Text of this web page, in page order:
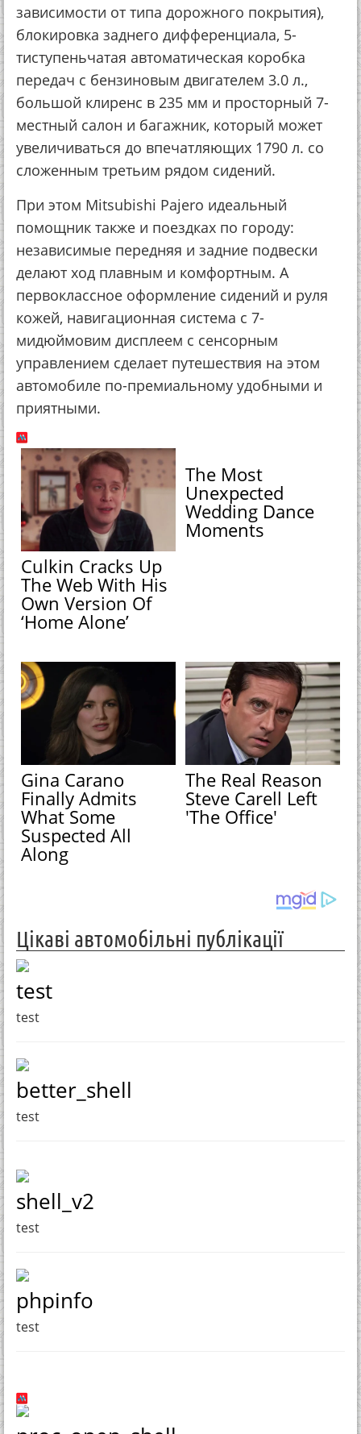
зависимости от типа дорожного покрытия),
блокировка заднего дифференциала, 5-
тиступеньчатая автоматическая коробка
передач с бензиновым двигателем 3.0 л.,
большой клиренс в 235 мм и просторный 7-
местный салон и багажник, который может
увеличиваться до впечатляющих 1790 л. со
сложенным третьим рядом сидений.
При этом Mitsubishi Pajero идеальный
помощник также и поездках по городу:
независимые передняя и задние подвески
делают ход плавным и комфортным. А
первоклассное оформление сидений и руля
кожей, навигационная система с 7-
мидюймовим дисплеем с сенсорным
управлением сделает путешествия на этом
автомобиле по-премиальному удобными и
приятными.
Culkin Cracks Up
The Web With His
Own Version Of
‘Home Alone’
The Most
Unexpected
Wedding Dance
Moments
Gina Carano
Finally Admits
What Some
Suspected All
Along
The Real Reason
Steve Carell Left
'The Office'
Цікаві автомобільні публікації
test
test
better_shell
test
shell_v2
test
phpinfo
test